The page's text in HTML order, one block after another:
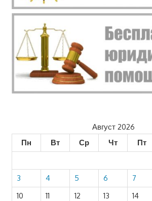
Август 2026
Пн
Вт Ср Чт Пт
3
4 5 6 7
10
11 12 13 14